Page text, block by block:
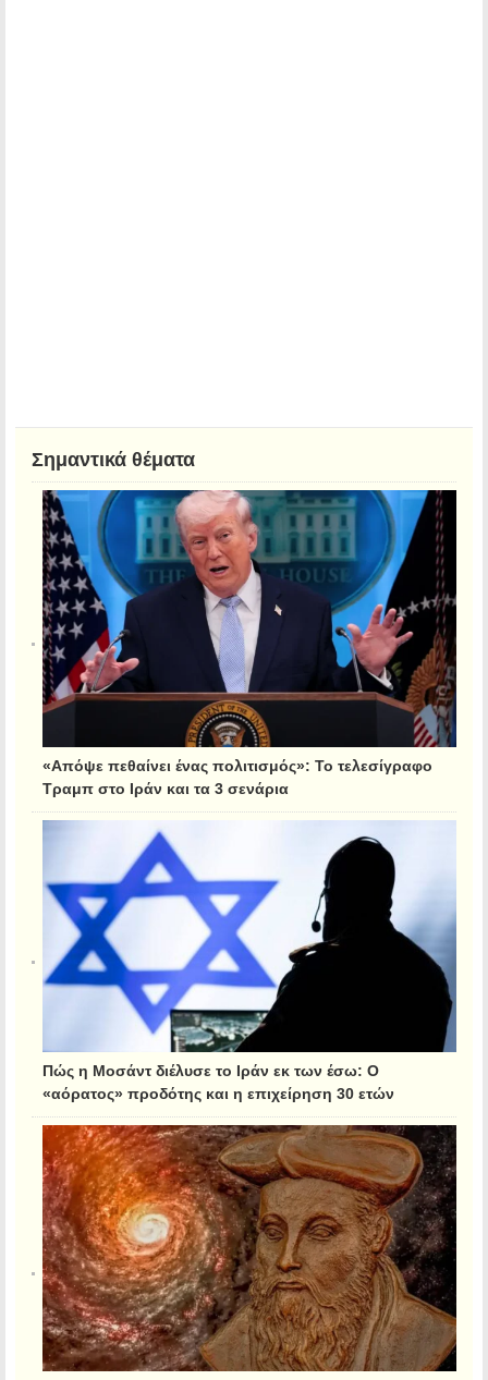
Σημαντικά θέματα
«Απόψε πεθαίνει ένας πολιτισμός»: Το τελεσίγραφο
Τραμπ στο Ιράν και τα 3 σενάρια
Πώς η Μοσάντ διέλυσε το Ιράν εκ των έσω: Ο
«αόρατος» προδότης και η επιχείρηση 30 ετών